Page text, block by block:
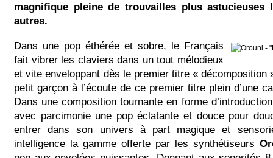
magnifique pleine de trouvailles plus astucieuses
autres.
Dans une pop éthérée et sobre, le Français
fait vibrer les claviers dans un tout mélodieux
et vite enveloppant dès le premier titre « décomposition
petit garçon à l’écoute de ce premier titre plein d’une
Dans une composition tournante en forme
avec parcimonie une pop éclatante et douce pour
entrer dans son univers à part magique et
intelligence la gamme offerte par les synthétiseurs